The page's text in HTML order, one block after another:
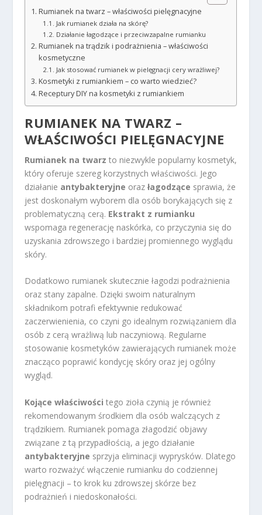
Rumianek na twarz – właściwości pielęgnacyjne
Jak rumianek działa na skórę?
Działanie łagodzące i przeciwzapalne rumianku
Rumianek na trądzik i podrażnienia – właściwości
kosmetyczne
Jak stosować rumianek w pielęgnacji cery wrażliwej?
Kosmetyki z rumiankiem – co warto wiedzieć?
Receptury DIY na kosmetyki z rumiankiem
RUMIANEK NA TWARZ –
WŁAŚCIWOŚCI PIELĘGNACYJNE
Rumianek na twarz to niezwykle popularny kosmetyk,
który oferuje szereg korzystnych właściwości. Jego
działanie antybakteryjne orazłagodzące sprawia, że
jest doskonałym wyborem dla osób borykających się z
problematyczną cerą. Ekstrakt z rumianku
wspomaga regenerację naskórka, co przyczynia się do
uzyskania zdrowszego i bardziej promiennego wyglądu
skóry.
Dodatkowo rumianek skutecznie łagodzi podrażnienia
oraz stany zapalne. Dzięki swoim naturalnym
składnikom potrafi efektywnie redukować
zaczerwienienia, co czyni go idealnym rozwiązaniem dla
osób z cerą wrażliwą lub naczyniową. Regularne
stosowanie kosmetyków zawierających rumianek może
znacząco poprawić kondycję skóry oraz jej ogólny
wygląd.
Kojące właściwości tego zioła czynią je również
rekomendowanym środkiem dla osób walczących z
trądzikiem. Rumianek pomaga złagodzić objawy
związane z tą przypadłością, a jego działanie
antybakteryjne sprzyja eliminacji wyprysków. Dlatego
warto rozważyć włączenie rumianku do codziennej
pielęgnacji – to krok ku zdrowszej skórze bez
podrażnień i niedoskonałości.